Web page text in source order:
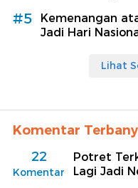
#5
Kemenangan
Jadi Hari
Lihat
Komentar
22
Komentar
Potret
Lagi Jadi